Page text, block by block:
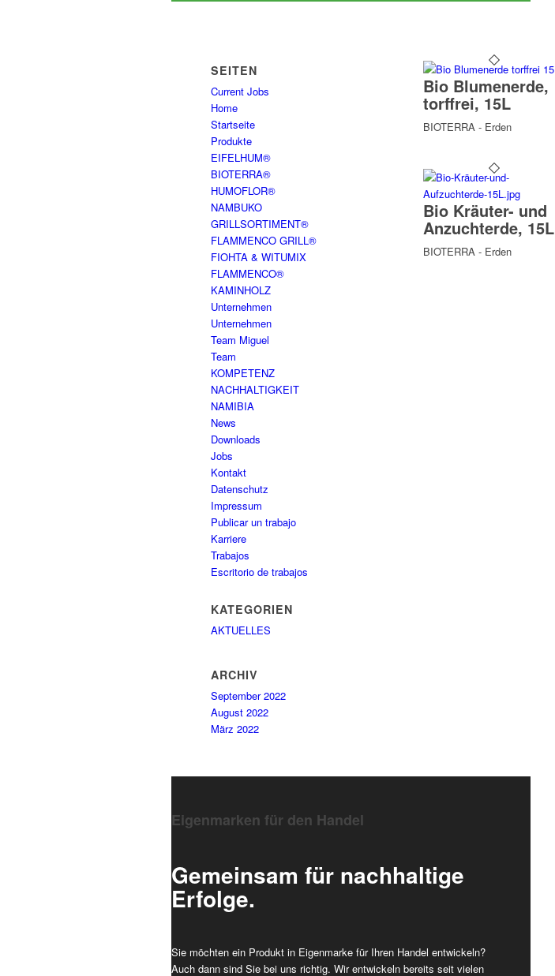
Bio Blumenerde,
torffrei, 15L
BIOTERRA - Erden
Bio Kräuter- und
Anzuchterde, 15L
BIOTERRA - Erden
SEITEN
Current Jobs
Home
Startseite
Produkte
EIFELHUM®
BIOTERRA®
HUMOFLOR®
NAMBUKO
GRILLSORTIMENT®
FLAMMENCO GRILL®
FIOHTA & WITUMIX
FLAMMENCO®
KAMINHOLZ
Unternehmen
Unternehmen
Team Miguel
Team
KOMPETENZ
NACHHALTIGKEIT
NAMIBIA
News
Downloads
Jobs
Kontakt
Datenschutz
Impressum
Publicar un trabajo
Karriere
Trabajos
Escritorio de trabajos
KATEGORIEN
AKTUELLES
ARCHIV
September 2022
August 2022
März 2022
Eigenmarken für den Handel
Gemeinsam für nachhaltige
Erfolge.
Sie möchten ein Produkt in Eigenmarke für Ihren Handel entwickeln?
Auch dann sind Sie bei uns richtig. Wir entwickeln bereits seit vielen